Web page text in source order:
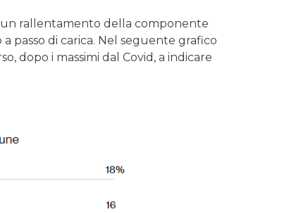
rallentamento della componente
passo di carica. Nel seguente grafico
dopo i massimi dal Covid, a indicare